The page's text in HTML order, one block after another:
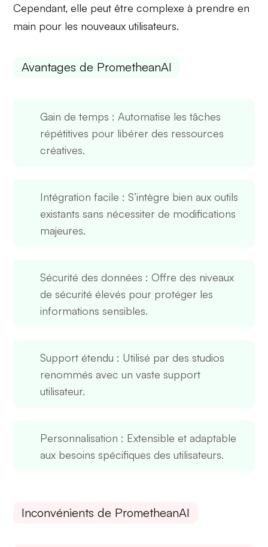
Cependant, elle peut être complexe à prendre en
main pour les nouveaux utilisateurs.
Avantages de PrometheanAI
Gain de temps : Automatise les tâches
répétitives pour libérer des ressources
créatives.
Intégration facile : S’intègre bien aux outils
existants sans nécessiter de modifications
majeures.
Sécurité des données : Offre des niveaux
de sécurité élevés pour protéger les
informations sensibles.
Support étendu : Utilisé par des studios
renommés avec un vaste support
utilisateur.
Personnalisation : Extensible et adaptable
aux besoins spécifiques des utilisateurs.
Inconvénients de PrometheanAI